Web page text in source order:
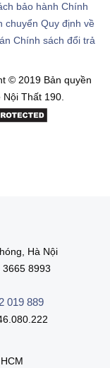
bảo hành Chính
chuyển Quy định về
Chính sách đổi trả
© 2019 Bản quyền
Nội Thất 190.
Hà Nội
8993
019 889